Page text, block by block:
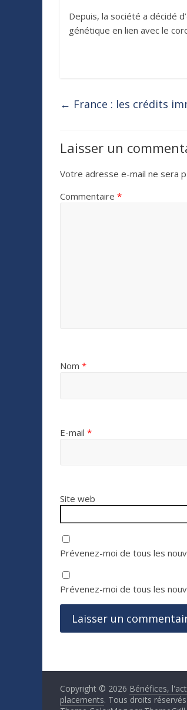
Depuis, la société a décidé
génétique en lien avec le
← France : les crédits
Laisser un
Votre adresse e-mail ne sera
Commentaire *
Nom *
E-mail *
Site web
Prévenez-moi de tous les
Prévenez-moi de tous les
Copyright © 2026 Bénéfices,
placements. Tous droits réservés.